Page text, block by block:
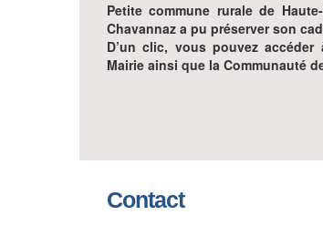
Petite commune rurale de
Chavannaz a pu préserver son
D’un clic, vous pouvez
Mairie ainsi que la Communauté
Contact